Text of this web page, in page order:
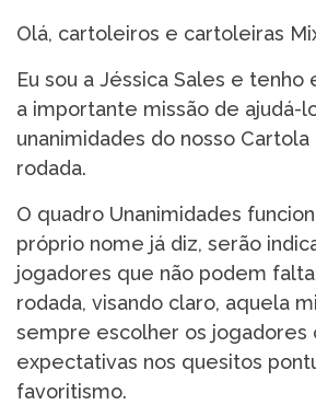
Olá, cartoleiros e cartoleiras
Eu sou a Jéssica Sales e tenho
a importante missão de ajudá-
unanimidades do nosso Cartola
rodada.
O quadro Unanimidades
próprio nome já diz, serão
jogadores que não podem
rodada, visando claro, aquela
sempre escolher os jogadores
expectativas nos quesitos
favoritismo.